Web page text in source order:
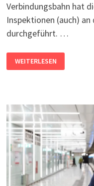
Verbindungsbahn hat
Inspektionen (auch)
durchgeführt. …
BRÜCKENSCHADEN:
S2
BIS
WEITERLESEN